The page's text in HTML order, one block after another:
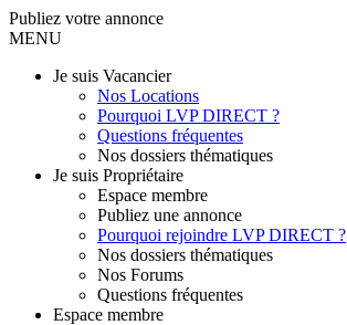
Publiez votre annonce
MENU
Je suis Vacancier
Nos Locations
Pourquoi LVP DIRECT ?
Questions fréquentes
Nos dossiers thématiques
Je suis Propriétaire
Espace membre
Publiez une annonce
Pourquoi rejoindre LVP DIRECT ?
Nos dossiers thématiques
Nos Forums
Questions fréquentes
Espace membre